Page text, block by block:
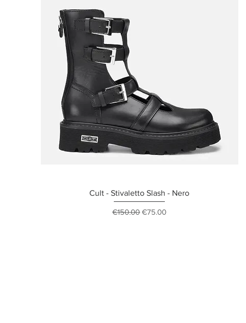
Cult - Stivaletto Slash - Nero
Regular Price
€150.00 Sale Price
€75.00